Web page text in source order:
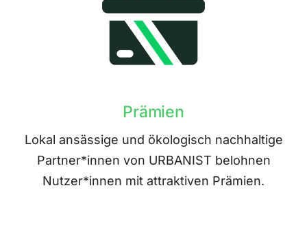
Prämien
Lokal ansässige und ökologisch nachhaltige
Partner*innen von URBANIST belohnen
Nutzer*innen mit attraktiven Prämien.